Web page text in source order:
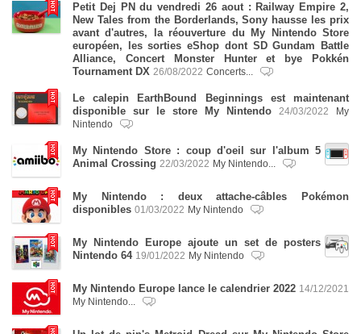
Petit Dej PN du vendredi 26 aout : Railway Empire 2,
New Tales from the Borderlands, Sony hausse les prix
avant d'autres, la réouverture du My Nintendo Store
européen, les sorties eShop dont SD Gundam Battle
Alliance, Concert Monster Hunter et bye Pokkén
Tournament DX 26/08/2022 Concerts...
Le calepin EarthBound Beginnings est maintenant
disponible sur le store My Nintendo
24/03/2022
My
Nintendo
My Nintendo Store : coup d'oeil sur l'album 5
Animal Crossing 22/03/2022 My Nintendo...
My Nintendo : deux attache-câbles Pokémon
disponibles 01/03/2022 My Nintendo
My Nintendo Europe ajoute un set de posters
Nintendo 64 19/01/2022 My Nintendo
My Nintendo Europe lance le calendrier 2022 14/12/2021
My Nintendo...